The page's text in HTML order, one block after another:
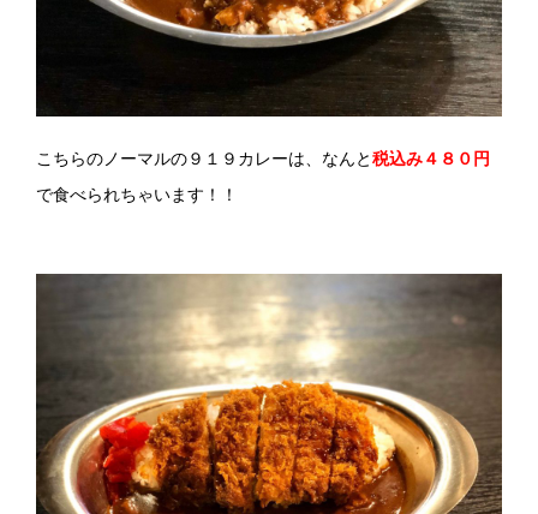
こちらのノーマルの９１９カレーは、なんと税込み４８０円
で食べられちゃいます！！